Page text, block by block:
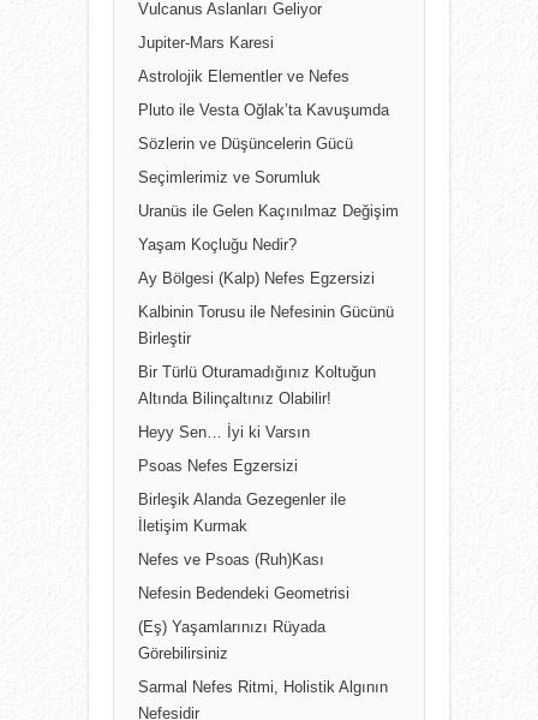
Vulcanus Aslanları Geliyor
Jupiter-Mars Karesi
Astrolojik Elementler ve Nefes
Pluto ile Vesta Oğlak’ta Kavuşumda
Sözlerin ve Düşüncelerin Gücü
Seçimlerimiz ve Sorumluk
Uranüs ile Gelen Kaçınılmaz Değişim
Yaşam Koçluğu Nedir?
Ay Bölgesi (Kalp) Nefes Egzersizi
Kalbinin Torusu ile Nefesinin Gücünü
Birleştir
Bir Türlü Oturamadığınız Koltuğun
Altında Bilinçaltınız Olabilir!
Heyy Sen… İyi ki Varsın
Psoas Nefes Egzersizi
Birleşik Alanda Gezegenler ile
İletişim Kurmak
Nefes ve Psoas (Ruh)Kası
Nefesin Bedendeki Geometrisi
(Eş) Yaşamlarınızı Rüyada
Görebilirsiniz
Sarmal Nefes Ritmi, Holistik Algının
Nefesidir